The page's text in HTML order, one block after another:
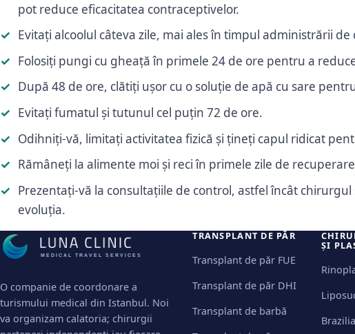
pot reduce eficacitatea contraceptivelor.
Evitați alcoolul câteva zile, mai ales în timpul administrării
Folosiți pungi cu gheață în primele 24 de ore pentru a
După 48 de ore, clătiți ușor cu o soluție de apă cu sare
Evitați fumatul și tutunul cel puțin 72 de ore.
Odihniți-vă, limitați activitatea fizică și țineți capul ridicat
Rămâneți la alimente moi și reci în primele zile de
Prezentați-vă la consultațiile de control, astfel încât
evoluția.
MEDICAL TRAVEL SERVICES
O companie de coordonare a
turismului medical din Istanbul. Noi
va organizam calatoria; chirurgii
TRANSPLANT DE PĂR
Transplant de păr FUE
Transplant de păr DHI
Transplant de barbă
ȘI